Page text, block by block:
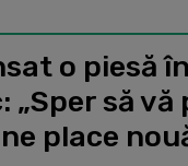
o piesă
„Sper să vă
place